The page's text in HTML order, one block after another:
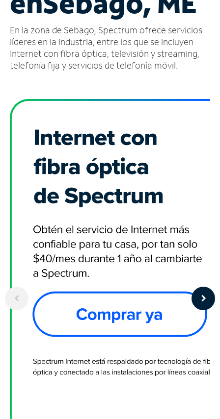
cuenta
Encuentra
una
tienda
En la zona de Sebago, Spectrum ofrece servicios
líderes en la industria, entre los que se incluyen
Internet con fibra óptica, televisión y streaming,
telefonía fija y servicios de telefonía móvil.